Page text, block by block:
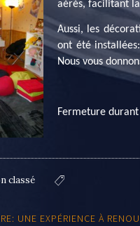
aérés, facilitant
Aussi, les
ont été
Nous vous
Fermeture
classé
UNE EXPÉRIENCE À